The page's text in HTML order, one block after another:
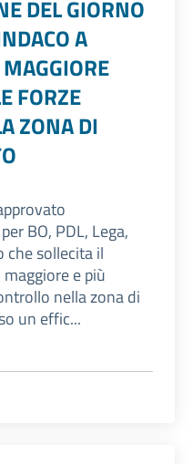
DEL GIORNO
A
FORZE
ZONA DI
BO, PDL, Lega,
che sollecita il
e più
nella zona di
un effic...